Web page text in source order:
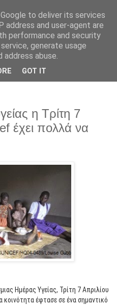
η Τρίτη 7
έχει πολλά να
Ημέρας Υγείας, Τρίτη 7 Απριλίου
κοινότητα έφτασε σε ένα σημαντικό
to deliver its services
address and user-agent are
performance and security
generate usage
abuse.
GOT IT